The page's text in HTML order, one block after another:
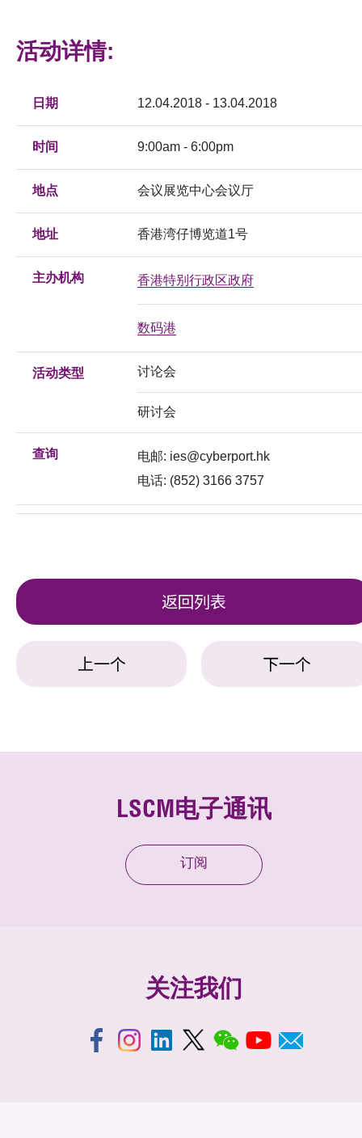
活动详情:
日期 12.04.2018 - 13.04.2018
时间 9:00am - 6:00pm
地点 会议展览中心会议厅
地址 香港湾仔博览道1号
主办机构 香港特别行政区政府
数码港
活动类型 讨论会
研讨会
查询 电邮: ies@cyberport.hk
电话: (852) 3166 3757
返回列表
上一个 下一个
LSCM电子通讯
订阅
关注我们